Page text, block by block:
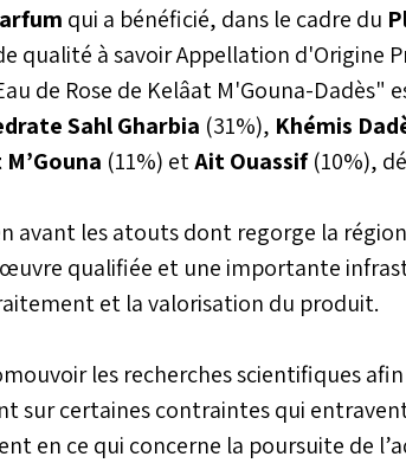
a également effectué des visites de projets
dans la région dans le cadre de la mise en
du Plan Agricole Régional de la Stratégie
Green. Les visites ont concerné une
exploitation de rosier et une unité de distillation, ainsi
l’état d’avancement du plan agricole régional de
Stratégie Génération Green, le bilan des réalisations
la remise de prix et la signature de
portant sur le développement territorial
des provinces de Tinghir et Ouarzazate en marge du
qui a bénéficié, dans le cadre du
qualité à savoir Appellation d'Origine
de Rose de Kelâat M'Gouna-
Sahl Gharbia (31%), Khémis
(11%) etAit Ouassif(10%),
avant les atouts dont regorge la
qualifiée et une importante
et la valorisation du produit.
les recherches scientifiques
sur certaines contraintes qui
en ce qui concerne la poursuite de